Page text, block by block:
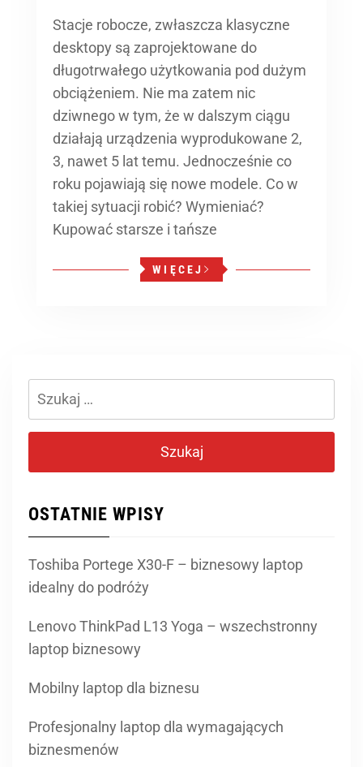
Stacje robocze, zwłaszcza klasyczne
desktopy są zaprojektowane do
długotrwałego użytkowania pod dużym
obciążeniem. Nie ma zatem nic
dziwnego w tym, że w dalszym ciągu
działają urządzenia wyprodukowane 2,
3, nawet 5 lat temu. Jednocześnie co
roku pojawiają się nowe modele. Co w
takiej sytuacji robić? Wymieniać?
Kupować starsze i tańsze
WIĘCEJ
Szukaj:
OSTATNIE WPISY
Toshiba Portege X30-F – biznesowy laptop
idealny do podróży
Lenovo ThinkPad L13 Yoga – wszechstronny
laptop biznesowy
Mobilny laptop dla biznesu
Profesjonalny laptop dla wymagających
biznesmenów